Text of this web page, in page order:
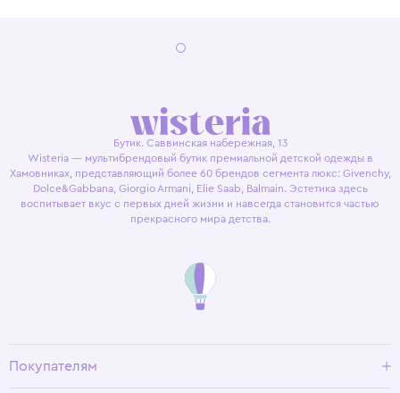
Бутик. Саввинская набережная, 13
Wisteria — мультибрендовый бутик премиальной детской одежды в
Хамовниках, представляющий более 60 брендов сегмента люкс: Givenchy,
Dolce&Gabbana, Giorgio Armani, Elie Saab, Balmain. Эстетика здесь
воспитывает вкус с первых дней жизни и навсегда становится частью
прекрасного мира детства.
Покупателям